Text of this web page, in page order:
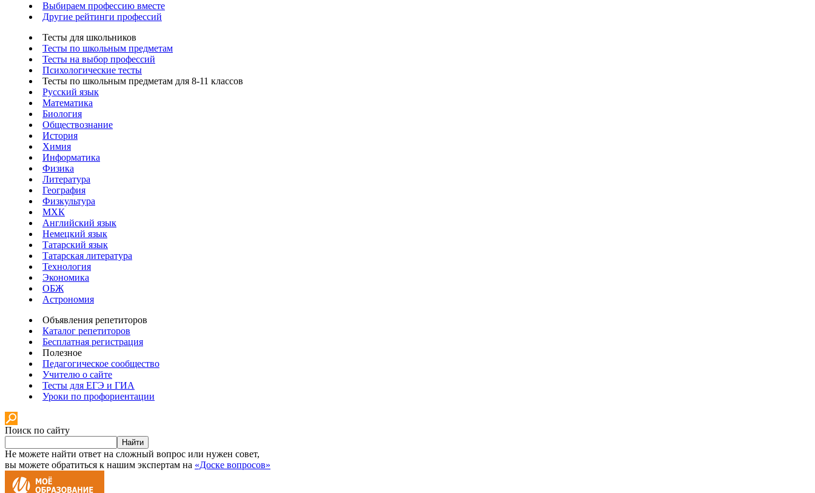
Выбираем профессию вместе
Другие рейтинги профессий
Тесты для школьников
Тесты по школьным предметам
Тесты на выбор профессий
Психологические тесты
Тесты по школьным предметам для 8-11 классов
Русский язык
Математика
Биология
Обществознание
История
Химия
Информатика
Физика
Литература
География
Физкультура
МХК
Английский язык
Немецкий язык
Татарский язык
Татарская литература
Технология
Экономика
ОБЖ
Астрономия
Объявления репетиторов
Каталог репетиторов
Бесплатная регистрация
Полезное
Педагогическое сообщество
Учителю о сайте
Тесты для ЕГЭ и ГИА
Уроки по профориентации
Поиск по сайту
Найти
Не можете найти ответ на сложный вопрос или нужен совет,
вы можете обратиться к нашим экспертам на «Доске вопросов»